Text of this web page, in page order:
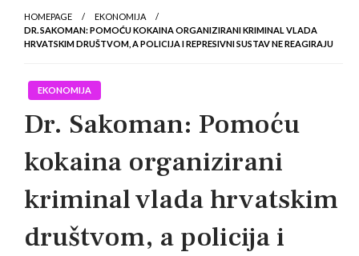
HOMEPAGE
EKONOMIJA
DR. SAKOMAN: POMOĆU KOKAINA ORGANIZIRANI KRIMINAL VLADA
HRVATSKIM DRUŠTVOM, A POLICIJA I REPRESIVNI SUSTAV NE REAGIRAJU
EKONOMIJA
Dr. Sakoman: Pomoću
kokaina organizirani
kriminal vlada hrvatskim
društvom, a policija i